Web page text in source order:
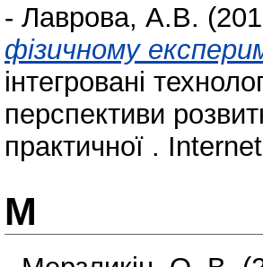
- Лаврова, А.В.
фізичному
інтегровані
перспективи
практичної .
М